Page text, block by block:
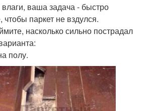
ваша задача - быстро
чтобы паркет не вздулся.
насколько сильно пострадал
полу.